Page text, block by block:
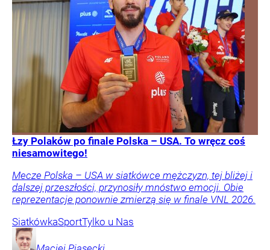
Łzy Polaków po finale Polska – USA. To wręcz coś
niesamowitego!
Mecze Polska – USA w siatkówce mężczyzn, tej bliżej i
dalszej przeszłości, przynosiły mnóstwo emocji. Obie
reprezentacje ponownie zmierzą się w finale VNL 2026.
SiatkówkaSportTylko u Nas